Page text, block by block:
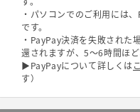
・パソコンでのご利用には
です。
・PayPay決済を失敗された
還されますが、5～6時間ほ
▶PayPayについて詳しくは
す）